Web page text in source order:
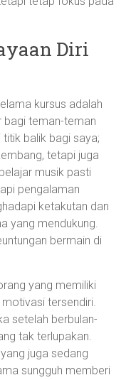
Diri
kursus adalah
bagi teman-teman
balik bagi saya;
tetapi juga
musik pasti
pengalaman
ketakutan dan
yang mendukung.
bermain di
yang memiliki
tersendiri.
setelah berbulan-
tak terlupakan.
juga sedang
sungguh memberi